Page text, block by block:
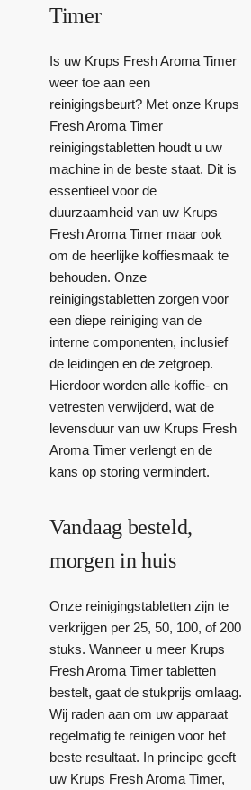
Timer
Is uw Krups Fresh Aroma Timer
weer toe aan een
reinigingsbeurt? Met onze Krups
Fresh Aroma Timer
reinigingstabletten houdt u uw
machine in de beste staat. Dit is
essentieel voor de
duurzaamheid van uw Krups
Fresh Aroma Timer maar ook
om de heerlijke koffiesmaak te
behouden. Onze
reinigingstabletten zorgen voor
een diepe reiniging van de
interne componenten, inclusief
de leidingen en de zetgroep.
Hierdoor worden alle koffie- en
vetresten verwijderd, wat de
levensduur van uw Krups Fresh
Aroma Timer verlengt en de
kans op storing vermindert.
Vandaag besteld,
morgen in huis
Onze reinigingstabletten zijn te
verkrijgen per 25, 50, 100, of 200
stuks. Wanneer u meer Krups
Fresh Aroma Timer tabletten
bestelt, gaat de stukprijs omlaag.
Wij raden aan om uw apparaat
regelmatig te reinigen voor het
beste resultaat. In principe geeft
uw Krups Fresh Aroma Timer,